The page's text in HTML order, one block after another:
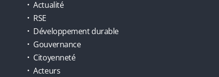
Actualité
RSE
Développement durable
Gouvernance
Citoyenneté
Acteurs